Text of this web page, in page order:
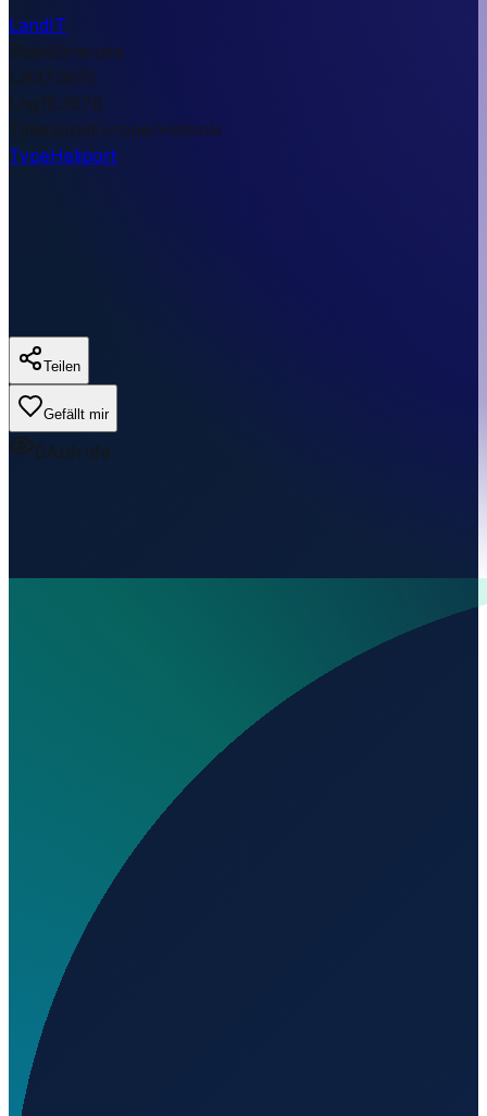
LandIT
StadtSiracusa
Lat37.0615
Lng15.2676
TimezoneEurope/Helsinki
TypeHeliport
Teilen
Gefällt mir
0Aufrufe
Wo liegt Eliporto di Siracusa Pantanelli?